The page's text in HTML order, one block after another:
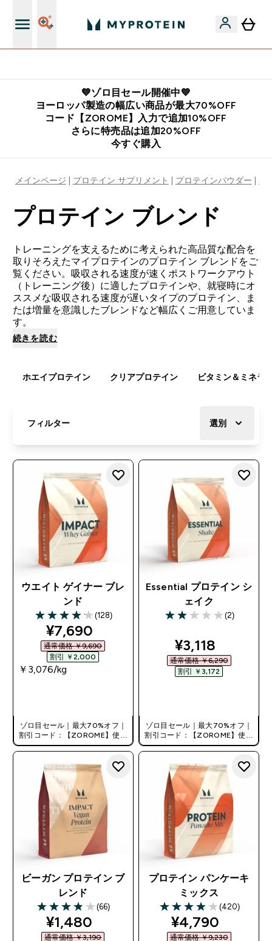
💙ゾロ目セール開催中💙
ヨーロッパ製造の幅広い商品が最大70%OFF
コード【ZOROME】入力で追加10%OFF
さらに特売品は追加20%OFF
今すぐ購入
メインページ プロテイン サプリメント プロテインパウダー
プロテイン ブレンド
トレーニングを支えるために考えられた高品質な配合を
取りそろえたマイプロテインのプロテイン ブレンドをご
覧ください。吸収される速度が速くポストワークアウト
（トレーニング後）に適したプロテインや、就寝時にオ
ススメな吸収される速度が遅いタイプのプロテイン、ま
たは増量を意識したブレンドなど幅広くご用意していま
す。
続きを読む
ホエイプロテイン クリアプロテイン ビタミン＆ミネラ
フィルター 選別
ウエイト ゲイナー ブレ
ンド
4.13 out of 5 stars
(128)
discounted price
¥7,690‎
通常価格 ￥9,690‎
割引 ￥2,000‎
￥3,076‎/kg
ゾロ目セール｜最大70%オフ｜
割引コード：【ZOROME】使用
で追加10%オフ！
Essential プロテイン シ
ェイク
2 out of 5 stars
(2)
discounted
¥3,118‎
通常価格 ￥6,290‎
割引 ￥3,172‎
ゾロ目セール｜最大70%オフ｜
割引コード：【ZOROME】使用
で追加10%オフ！
ビーガン プロテイン ブ
レンド
3.89 out of 5 stars
(66)
discounted price
¥1,480‎
通常価格 ￥3,190‎
プロテイン パンケーキ
ミックス
3.95 out of 5 stars
(420)
discounted
¥4,790‎
通常価格 ￥9,230‎